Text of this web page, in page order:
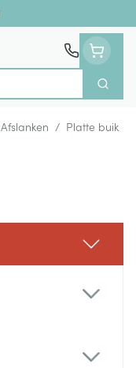
Zoek
Afslanken / Platte buik